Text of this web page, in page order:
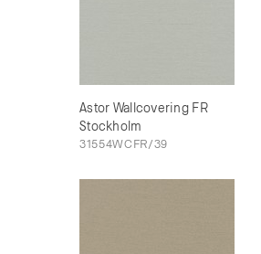
Astor Wallcovering FR
Stockholm
31554WCFR/39